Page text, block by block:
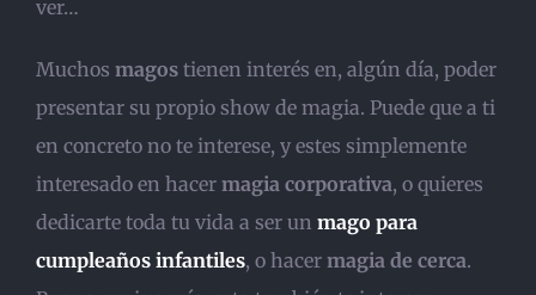
ver…
Muchos magos tienen interés en, algún día, poder
presentar su propio show de magia. Puede que a ti
en concreto no te interese, y estes simplemente
interesado en hacer magia corporativa, o quieres
dedicarte toda tu vida a ser un mago para
cumpleaños infantiles, o hacer magia de cerca.